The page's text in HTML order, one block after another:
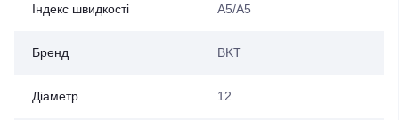
Індекс швидкості A5/A5
Бренд BKT
Діаметр 12